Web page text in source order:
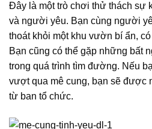
Đây là một trò chơi thử thách sự
và người yêu. Bạn cùng người
thoát khỏi một khu vườn bí ẩn,
Bạn cũng có thể gặp những bất
trong quá trình tìm đường. Nếu
vượt qua mê cung, bạn sẽ được
từ ban tổ chức.